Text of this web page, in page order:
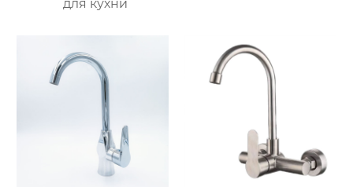
для кухни